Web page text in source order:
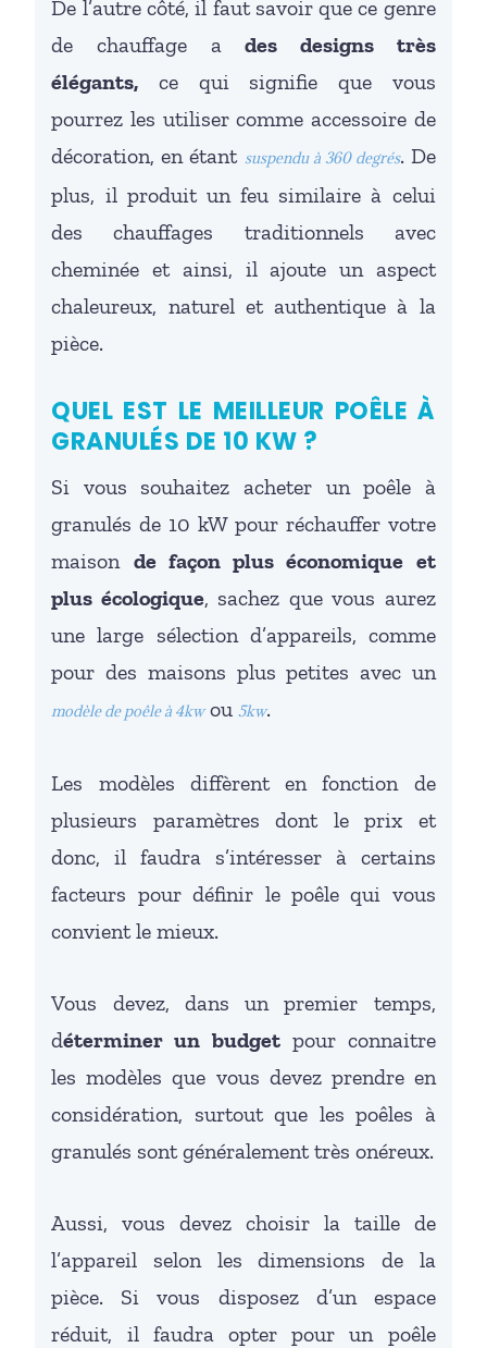
De l’autre côté, il faut savoir que ce genre
de chauffage ades designs très
élégants, ce qui signifie que vous
pourrez les utiliser comme accessoire de
décoration, en étant suspendu à 360 degrés. De
plus, il produit un feu similaire à celui
des chauffages traditionnels avec
cheminée et ainsi, il ajoute un aspect
chaleureux, naturel et authentique à la
pièce.
QUEL EST LE MEILLEUR POÊLE À
GRANULÉS DE 10 KW ?
Si vous souhaitez acheter un poêle à
granulés de 10 kW pour réchauffer votre
maison de façon plus économique et
plus écologique, sachez que vous aurez
une large sélection d’appareils, comme
pour des maisons plus petites avec un
modèle de poêle à 4kwou5kw.
Les modèles diffèrent en fonction de
plusieurs paramètres dont le prix et
donc, il faudra s’intéresser à certains
facteurs pour définir le poêle qui vous
convient le mieux.
Vous devez, dans un premier temps,
déterminer un budgetpour connaitre
les modèles que vous devez prendre en
considération, surtout que les poêles à
granulés sont généralement très onéreux.
Aussi, vous devez choisir la taille de
l’appareil selon les dimensions de la
pièce. Si vous disposez d’un espace
réduit, il faudra opter pour un poêle